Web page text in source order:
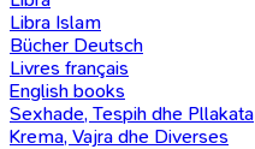
Libra Islam
Bücher Deutsch
Livres français
English books
Sexhade, Tespih dhe Pllakata
Krema, Vajra dhe Diverses